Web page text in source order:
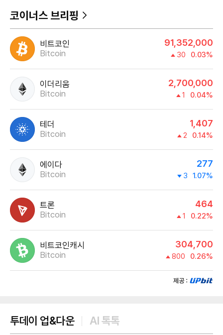
코이너스 브리핑
비트코인
Bitcoin
91,352,000
30 0.03%
이더리움
Bitcoin
2,700,000
1 0.04%
테더
Bitcoin
1,407
2 0.14%
에이다
Bitcoin
277
3 1.07%
트론
Bitcoin
464
1 0.22%
비트코인캐시
Bitcoin
304,700
800 0.26%
제공:UPbit
투데이 업&다운 AI 톡톡